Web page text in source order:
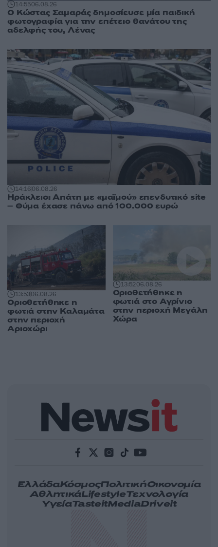
14:5506.08.26
Ο Κώστας Σαμαράς δημοσίευσε μία παιδική
φωτογραφία για την επέτειο θανάτου της
αδελφής του, Λένας
14:1606.08.26
Ηράκλειο: Απάτη με «μαϊμού» επενδυτικό site
– Θύμα έχασε πάνω από 100.000 ευρώ
13:5306.08.26
Οριοθετήθηκε η
φωτιά στην Καλαμάτα
στην περιοχή
Αριοχώρι
13:5206.08.26
Οριοθετήθηκε η
φωτιά στο Αγρίνιο
στην περιοχή Μεγάλη
Χώρα
ΕλλάδαΚόσμοςΠολιτικήΟικονομία
ΑθλητικάLifestyleΤεχνολογία
ΥγείαTasteitMediaDriveit